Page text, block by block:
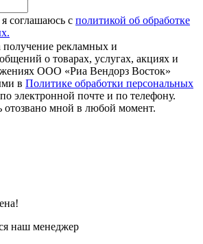
соглашаюсь с политикой об обработке
получение рекламных и
о товарах, услугах, акциях и
ООО «Риа Вендорз Восток»
в Политике обработки персональных
электронной почте и по телефону.
отозвано мной в любой момент.
наш менеджер